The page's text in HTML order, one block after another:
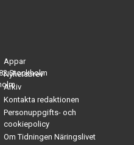
Stockholm
Appar
Nyhetsbrev
Arkiv
Kontakta redaktionen
Personuppgifts- och
cookiepolicy
Om Tidningen Näringslivet